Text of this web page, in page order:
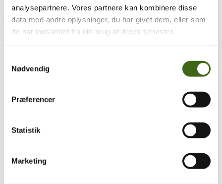
analysepartnere. Vores partnere kan kombinere disse
data med andre oplysninger, du har givet dem, eller som
de har indsamlet fra din brug af deres tjenester.
Nødvendig
Præferencer
Statistik
Marketing
Træk og slip
Foreningen af Danske Buejægere (FADB)
8300 Odder
Populære sider
Vedtægter
Om brug af siden
Uddannelsesmateriale